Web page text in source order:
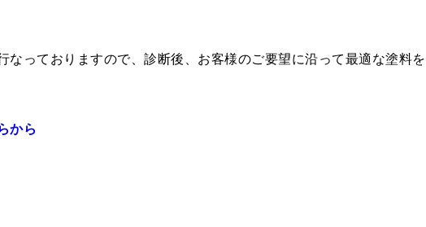
なっておりますので、診断後、お客様のご要望に沿って最適な塗料
から